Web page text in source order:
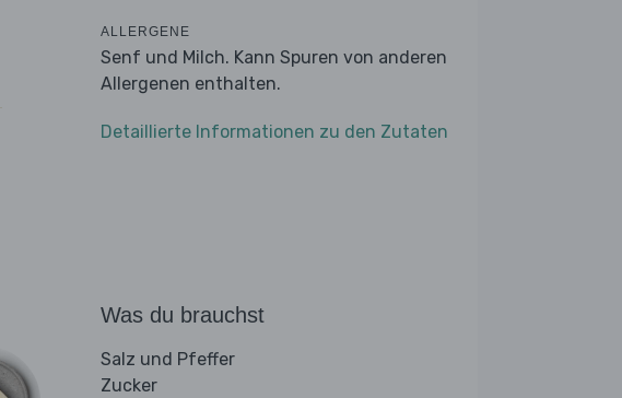
ALLERGENE
Senf und Milch. Kann Spuren von anderen
Allergenen enthalten.
Detaillierte Informationen zu den Zutaten
Was du brauchst
Salz und Pfeffer
Zucker